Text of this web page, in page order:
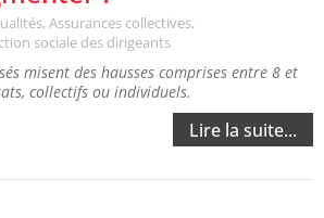
, Assurances collectives,
sociale des dirigeants
misent des hausses comprises entre 8 et
collectifs ou individuels.
Lire la suite...